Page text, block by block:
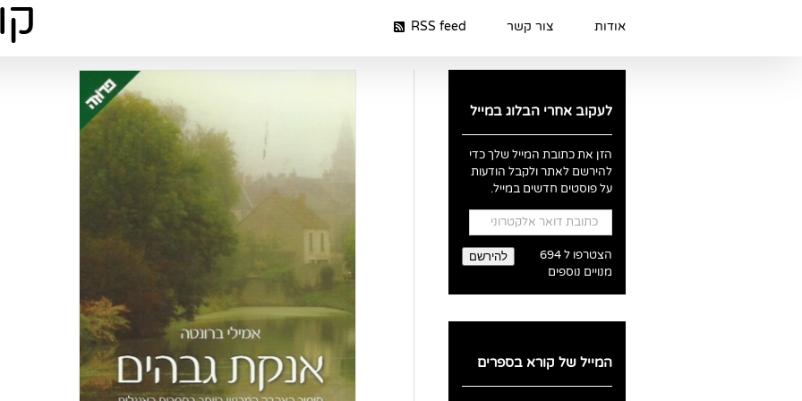
אודות צור קשר RSS feed
לעקוב אחרי הבלוג במייל
הזן את כתובת המייל שלך כדי
להירשם לאתר ולקבל הודעות
על פוסטים חדשים במייל.
כתובת
דואר
אלקטרוני
להירשם
הצטרפו ל 694
מנויים נוספים
המייל של קורא בספרים